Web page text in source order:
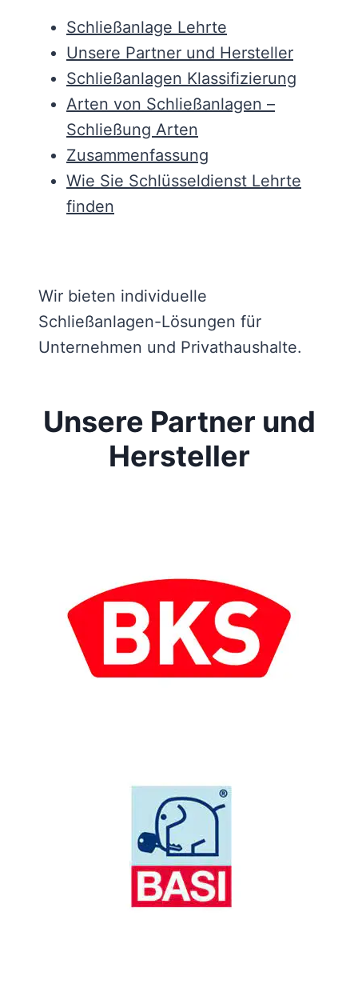
Schließanlage Lehrte
Unsere Partner und Hersteller
Schließanlagen Klassifizierung
Arten von Schließanlagen –
Schließung Arten
Zusammenfassung
Wie Sie Schlüsseldienst Lehrte
finden
Wir bieten individuelle
Schließanlagen-Lösungen für
Unternehmen und Privathaushalte.
Unsere Partner und
Hersteller